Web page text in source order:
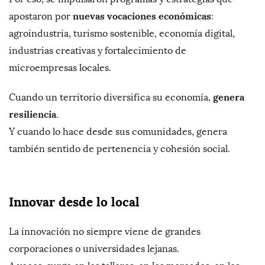
apostaron por nuevas vocaciones económicas:
agroindustria, turismo sostenible, economía digital,
industrias creativas y fortalecimiento de
microempresas locales.
Cuando un territorio diversifica su economía, genera
resiliencia.
Y cuando lo hace desde sus comunidades, genera
también sentido de pertenencia y cohesión social.
Innovar desde lo local
La innovación no siempre viene de grandes
corporaciones o universidades lejanas.